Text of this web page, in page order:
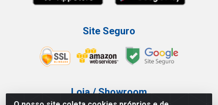
Site Seguro
Loja / Showroom